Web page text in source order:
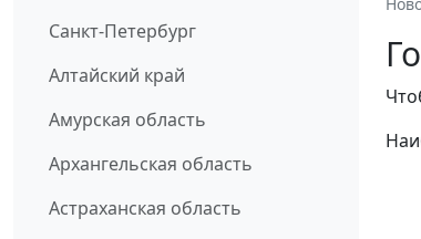
Санкт-Петербург
Алтайский край
Амурская область
Архангельская область
Астраханская область